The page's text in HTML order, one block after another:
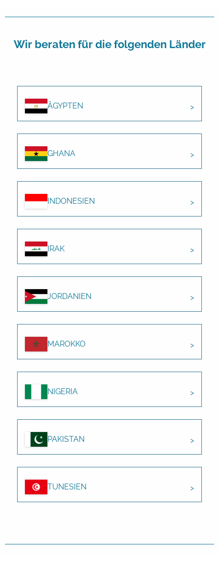
Wir beraten für die folgenden Länder
ÄGYPTEN
GHANA
INDONESIEN
IRAK
JORDANIEN
MAROKKO
NIGERIA
PAKISTAN
TUNESIEN